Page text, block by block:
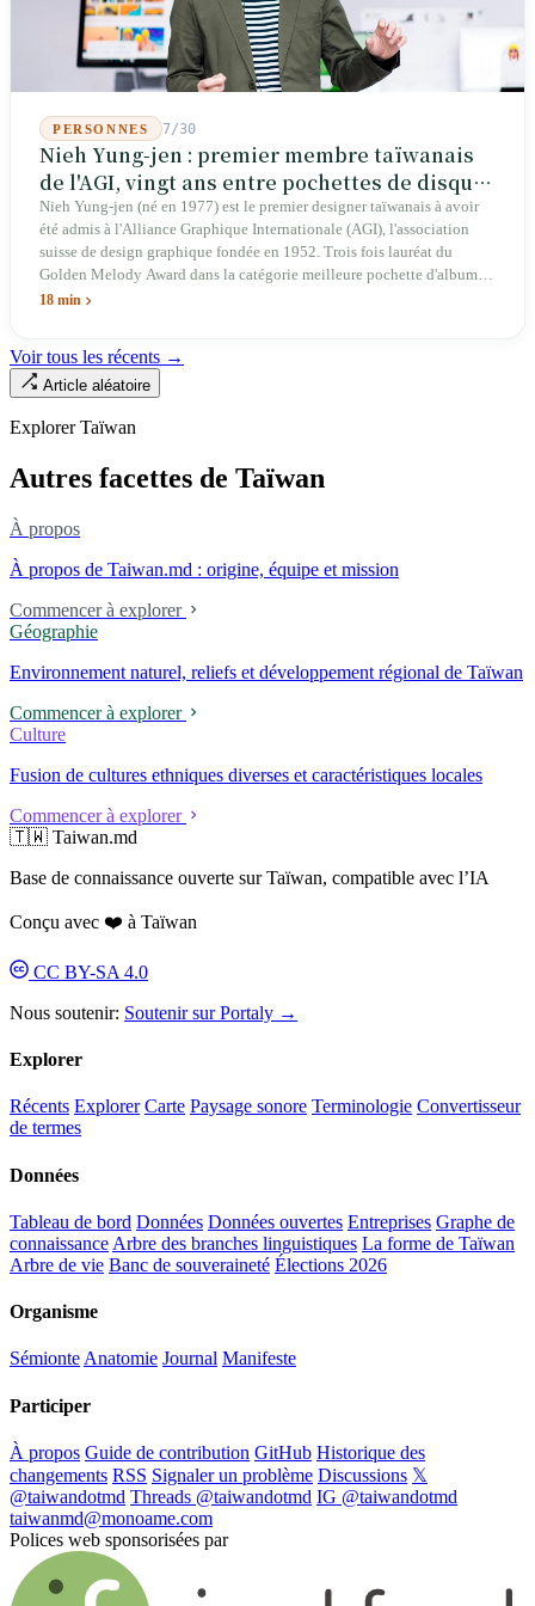
télécommandés depuis 46 ans à Taichung prévoit de construire sa
deuxième usine dans l'Ohio.
PERSONNES 7/30
Nieh Yung-jen : premier membre taïwanais
de l'AGI, vingt ans entre pochettes de disques
et systèmes d'identité nationale
Nieh Yung-jen (né en 1977) est le premier designer taïwanais à avoir
été admis à l'Alliance Graphique Internationale (AGI), l'association
suisse de design graphique fondée en 1952. Trois fois lauréat du
Golden Melody Award dans la catégorie meilleure pochette d'album, il
a conçu des couvertures pour la musique pop (Jonathan Lee, Yoga Lin,
York Times à l'aube du Mouvement du Tournesol en 2014, campagne
« Taiwan Can Help » contre Tedros en 2020 ayant récolté dix millions
Up Taiwan » pour la campagne présidentielle de Tsai Ing-wen en 2016
systèmes d'identité d'entreprises publiques (Ministère de l'Économie,
espaces artistiques (Taichung Green Museum, Pavillon de Taïwan à la
Taipei et dans les entrepôts du Pier-2 Art Center à Kaohsiung ; il a
cycle, sans obtenir aucun diplôme ; il déclare : « Avant d'être le
designer Nieh Yung-jen, je suis le citoyen Nieh Yung-jen. » À partir de
2024, il a remporté consécutivement quatre appels d'offres pour des
systèmes d'identité d'entreprises publiques ; le 8 mai 2026, le
lancement du nouveau logo de Taipower a déclenché une controverse
de « favoritisme politique ».
18 min
Voir tous les récents →
Article aléatoire
Explorer Taïwan
Autres facettes de Taïwan
À propos
À propos de Taiwan.md : origine, équipe et mission
Commencer à explorer
Géographie
Environnement naturel, reliefs et développement régional de Taïwan
Commencer à explorer
Culture
Fusion de cultures ethniques diverses et caractéristiques locales
Commencer à explorer
🇹🇼 Taiwan.md
Base de connaissance ouverte sur Taïwan, compatible avec l’IA
Conçu avec ❤️ à Taïwan
CC BY-SA 4.0
Nous soutenir: Soutenir sur Portaly →
Explorer
Récents Explorer Carte Paysage sonore Terminologie Convertisseur
de termes
Données
Tableau de bord Données Données ouvertes Entreprises Graphe de
connaissance Arbre des branches linguistiques La forme de Taïwan
Arbre de vie Banc de souveraineté Élections 2026
Organisme
SémionteAnatomie Journal Manifeste
Participer
À propos Guide de contribution GitHub Historique des
changements RSS Signaler un problème Discussions 𝕏
@taiwandotmd Threads @taiwandotmd IG @taiwandotmd
taiwanmd@monoame.com
Polices web sponsorisées par